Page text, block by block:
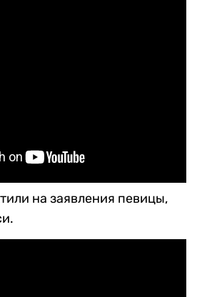
на заявления певицы,